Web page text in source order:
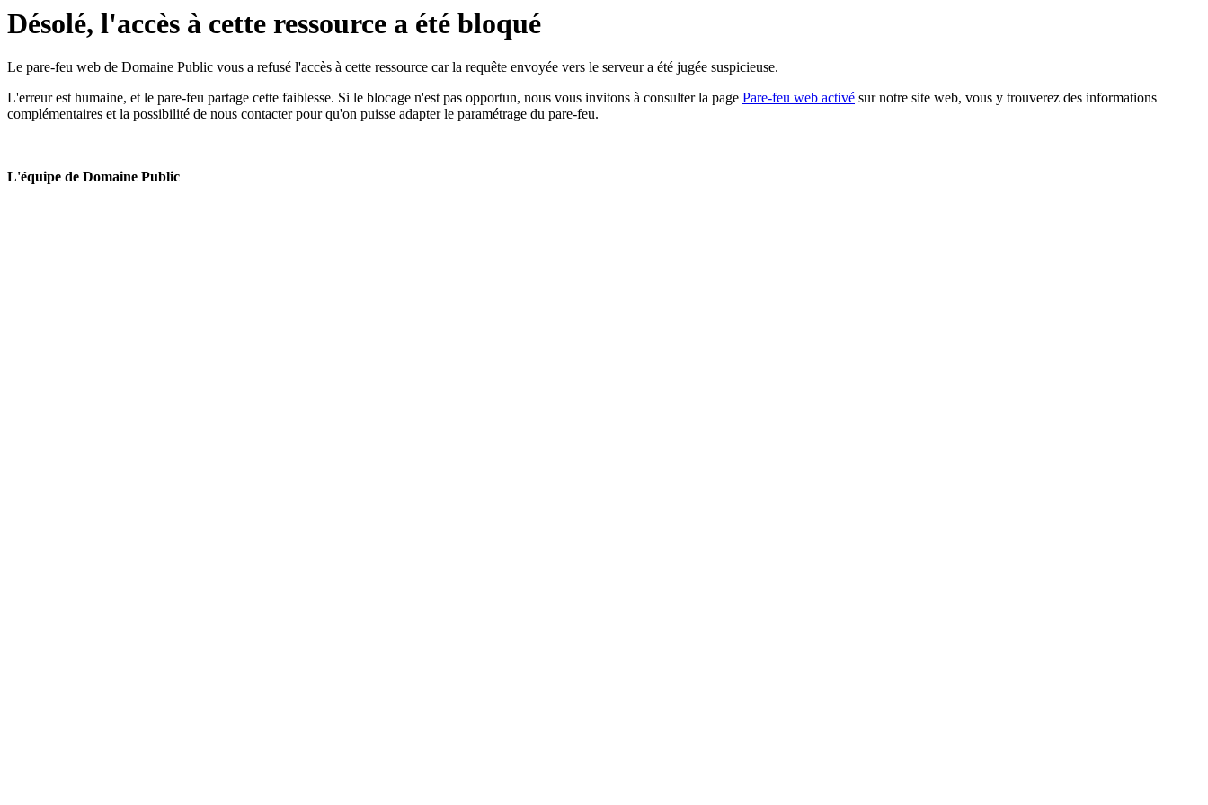
Désolé, l'accès à cette ressource a été bloqué
Le pare-feu web de Domaine Public vous a refusé l'accès à cette ressource car la requête envoyée vers le serveur a été jugée suspicieuse.
L'erreur est humaine, et le pare-feu partage cette faiblesse. Si le blocage n'est pas opportun, nous vous invitons à consulter la page Pare-feu web activé sur notre site web, vous y trouverez des informations
complémentaires et la possibilité de nous contacter pour qu'on puisse adapter le paramétrage du pare-feu.
L'équipe de Domaine Public